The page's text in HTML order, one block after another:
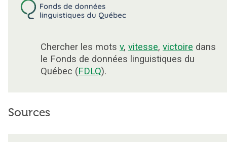
Chercher les mots v, vitesse, victoire dans
le Fonds de données linguistiques du
Québec (FDLQ).
Sources